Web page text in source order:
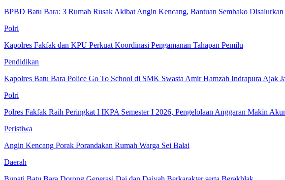
BPBD Batu Bara: 3 Rumah Rusak Akibat Angin Kencang, Bantuan Sembako Disalurkan
Polri
Kapolres Fakfak dan KPU Perkuat Koordinasi Pengamanan Tahapan Pemilu
Pendidikan
Kapolres Batu Bara Police Go To School di SMK Swasta Amir Hamzah Indrapura Ajak
Polri
Polres Fakfak Raih Peringkat I IKPA Semester I 2026, Pengelolaan Anggaran Makin
Peristiwa
Angin Kencang Porak Porandakan Rumah Warga Sei Balai
Daerah